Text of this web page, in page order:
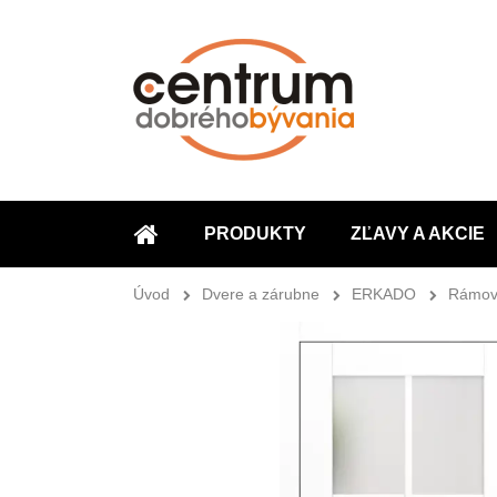
ÚVOD
PRODUKTY ZĽAVY A AKCIE
Úvod Dvere a zárubne ERKADO